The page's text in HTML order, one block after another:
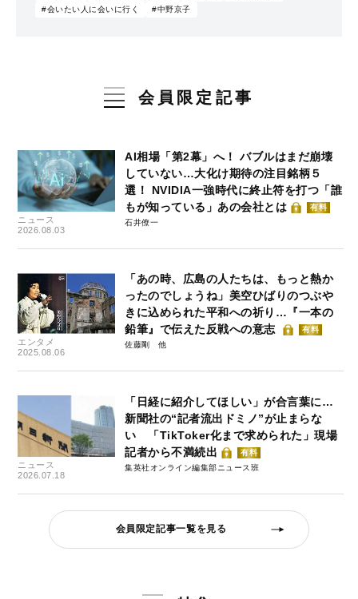
#会いたい人に会いに行く
#中野京子
会員限定記事
ニュース
2026.08.03
AI相場「第2幕」へ！ バブルはまだ崩壊
していない…大化け期待の注目銘柄５
選！ NVIDIA一強時代に終止符を打つ「誰
もが知っている」あの会社とは
有料
石井僚一
エンタメ
2025.08.06
「あの時、広島の人たちは、もっと熱か
ったのでしょうね」美空ひばりのつぶや
きに込められた平和への祈り…『一本の
鉛筆』で伝えた反戦への意志
有料
佐藤剛
ニュース
2026.07.18
「日経に紹介してほしい」が合言葉に…
新聞社の“記者流出ドミノ”が止まらな
い 「TikToker化まで求められた」現場
記者から不満続出
有料
集英社オンライン編集部ニュース班
会員限定記事一覧を見る